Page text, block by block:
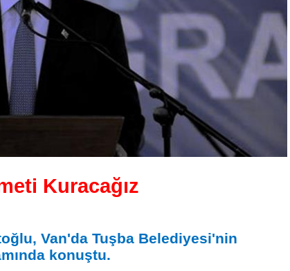
Kuracağız
Van'da Tuşba Belediyesi'nin
konuştu.